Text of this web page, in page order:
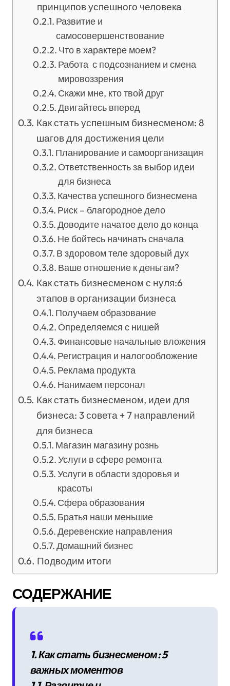
принципов успешного человека
Развитие и
самосовершенствование
Что в характере моем?
Работа с подсознанием и смена
мировоззрения
Скажи мне, кто твой друг
Двигайтесь вперед
Как стать успешным бизнесменом: 8
шагов для достижения цели
Планирование и самоорганизация
Ответственность за выбор идеи
для бизнеса
Качества успешного бизнесмена
Риск – благородное дело
Доводите начатое дело до конца
Не бойтесь начинать сначала
В здоровом теле здоровый дух
Ваше отношение к деньгам?
Как стать бизнесменом с нуля:6
этапов в организации бизнеса
Получаем образование
Определяемся с нишей
Финансовые начальные вложения
Регистрация и налогообложение
Реклама продукта
Нанимаем персонал
Как стать бизнесменом, идеи для
бизнеса: 3 совета + 7 направлений
для бизнеса
Магазин магазину рознь
Услуги в сфере ремонта
Услуги в области здоровья и
красоты
Сфера образования
Братья наши меньшие
Деревенские направления
Домашний бизнес
Подводим итоги
СОДЕРЖАНИЕ
1. Как стать бизнесменом: 5
важных моментов